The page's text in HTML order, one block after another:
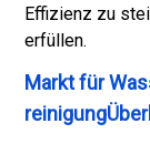
Effizienz zu
erfüllen.
Markt für